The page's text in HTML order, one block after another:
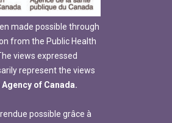
made possible through
from the Public Health
views expressed
represent the views
of Canada.
possible grâce à